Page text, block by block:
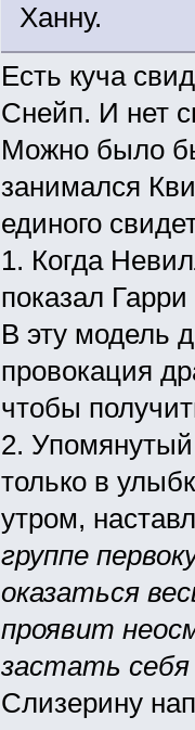
Ханну.
Есть куча
Снейп. И нет
Можно было
занимался
единого
1. Когда
показал
В эту модель
провокация
чтобы
2.
только в
утром,
группе
оказаться
проявит
застать себя
Слизерину